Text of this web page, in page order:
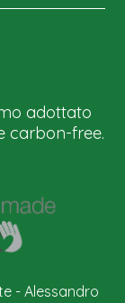
adottato
carbon-free.
- Alessandro